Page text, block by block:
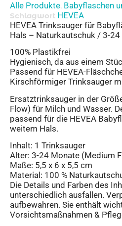
Alle Produkte, Babyflaschen
Schlagwort HEVEA
HEVEA Trinksauger für
Hals – Naturkautschuk / 3-24
100% Plastikfrei
Hygienisch, da aus einem
Passend für HEVEA-
Kirschförmiger Trinksauger
Ersatztrinksauger in der
Flow) für Milch und Wasser.
passend für die HEVEA
weitem Hals.
Inhalt: 1 Trinksauger
Alter: 3-24 Monate (Medium
Maße: 5,5 x 6 x 5,5 cm
Material: 100 %
Die Details und Farben des
unterschiedlich ausfallen.
aufbewahren. Sie enthält
Vorsichtsmaßnahmen &